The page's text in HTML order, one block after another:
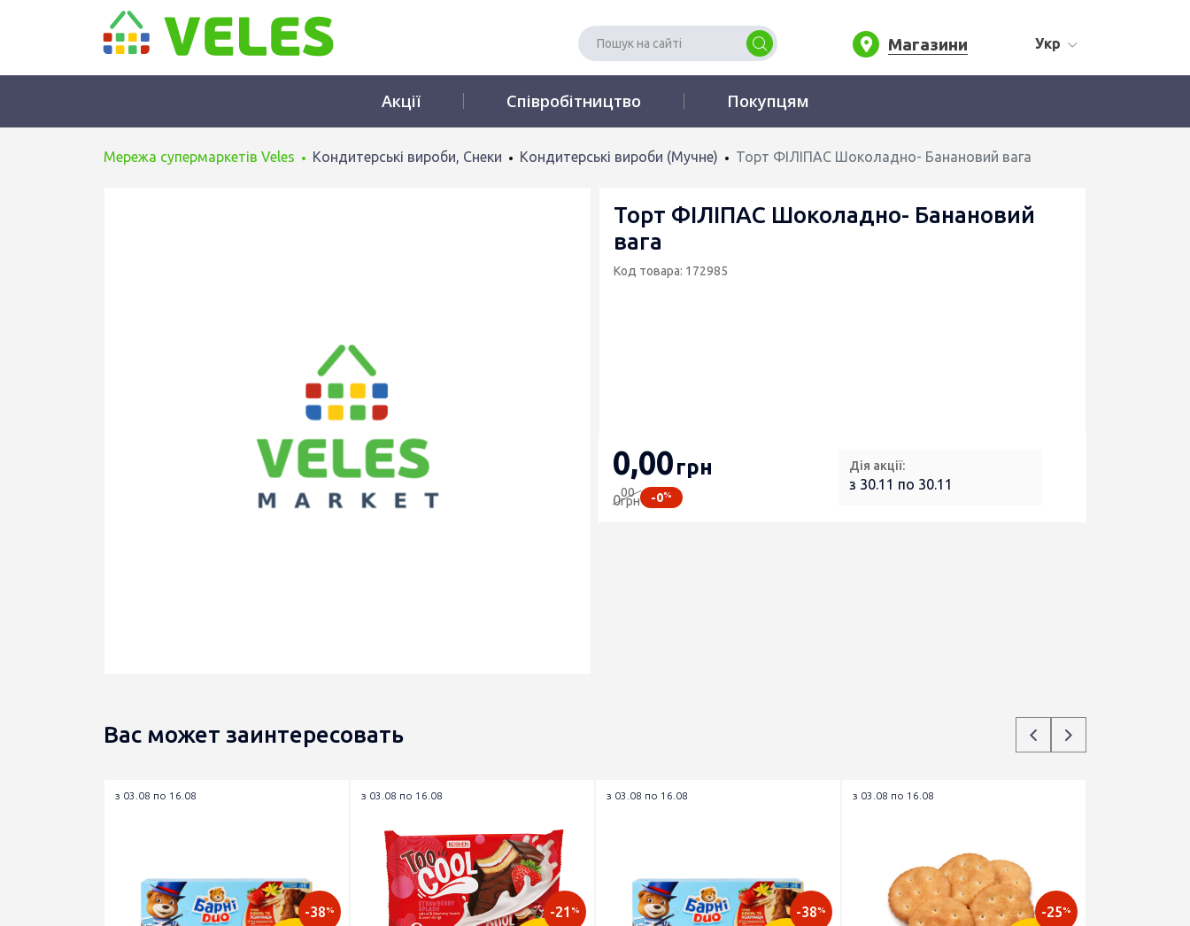
Магазини Укр
Акції Співробітництво Покупцям
Мережа супермаркетів Veles Кондитерські вироби, Снеки Кондитерські вироби (Мучне) Торт ФІЛІПАС Шоколадно- Банановий вага
Торт ФІЛІПАС Шоколадно- Банановий
вага
Код товара: 172985
0,00грн
000
грн -0%
Дія акції:
з 30.11 по 30.11
Вас может заинтересовать
з 03.08 по 16.08
-38%
з 03.08 по 16.08
-21%
з 03.08 по 16.08
-38%
з 03.08 по 16.08
-25%